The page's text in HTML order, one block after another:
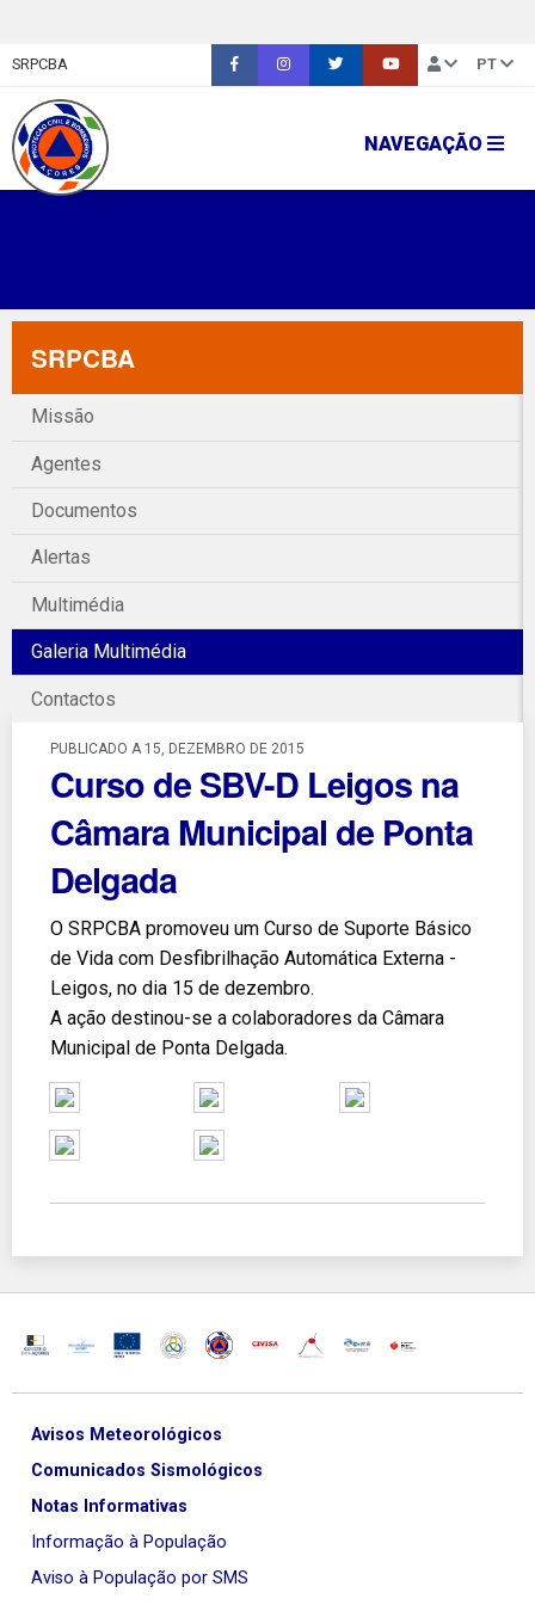
SRPCBA PT
NAVEGAÇÃO
SRPCBA
Missão
Agentes
Documentos
Alertas
Multimédia
Galeria Multimédia
Contactos
PUBLICADO A 15, DEZEMBRO DE 2015
Curso de SBV-D Leigos na
Câmara Municipal de Ponta
Delgada
O SRPCBA promoveu um Curso de Suporte Básico
de Vida com Desfibrilhação Automática Externa -
Leigos, no dia 15 de dezembro.
A ação destinou-se a colaboradores da Câmara
Municipal de Ponta Delgada.
Avisos Meteorológicos
Comunicados Sismológicos
Notas Informativas
Informação à População
Aviso à População por SMS